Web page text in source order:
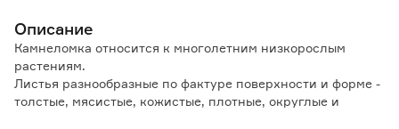
Описание
Камнеломка относится к многолетним низкорослым
растениям.
Листья разнообразные по фактуре поверхности и форме -
толстые, мясистые, кожистые, плотные, округлые и